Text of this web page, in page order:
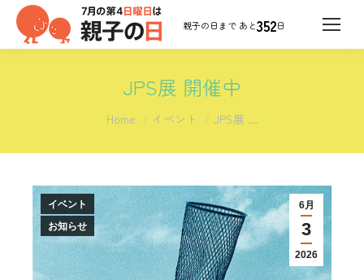
352日
JPS展 開催中
You are here:
Home イベント JPS展 …
6月
3
2026
イベント
お知らせ